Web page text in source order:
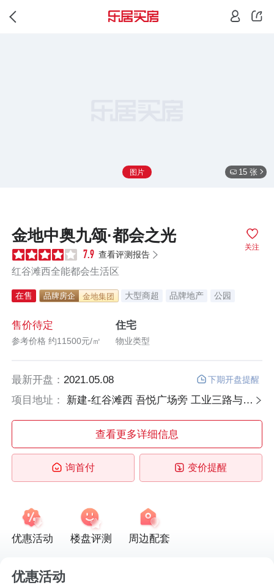
图片 15 张
关注
金地中奥九颂·都会之光
7.9 查看评测报告
红谷滩西全能都会生活区
在售 品牌房企 金地集团 大型商超 品牌地产
公园
售价待定
参考价格 约11500元/㎡
住宅
物业类型
最新开盘： 2021.05.08 下期开盘提醒
项目地址： 新建-红谷滩西 吾悦广场旁 工业三路与文化中心南路交会处
查看更多详细信息
询首付 变价提醒
优惠活动 楼盘评测 周边配套
优惠活动